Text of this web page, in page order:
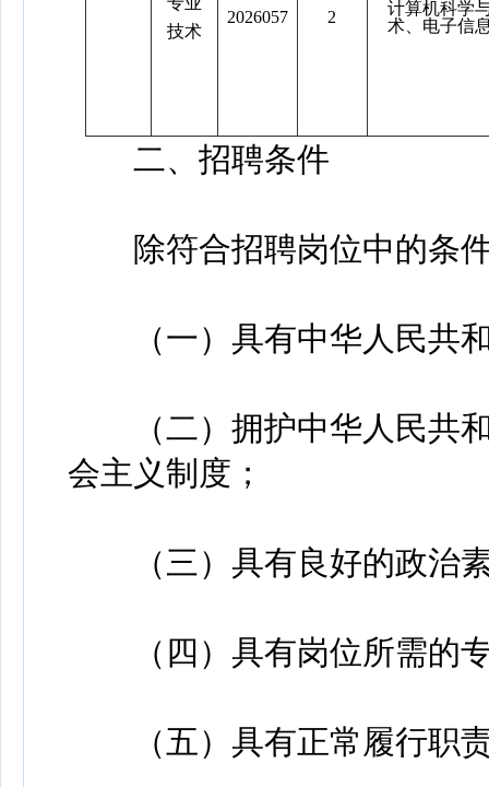
技术
2026057 2
计算机科学
术、电子信
二、招聘条件
除符合招聘岗位中的条件
（一）具有中华人民共
（二）拥护中华人民共和
会主义制度；
（三）具有良好的政治素
（四）具有岗位所需的专
（五）具有正常履行职责